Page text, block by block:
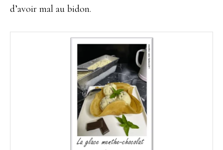
d’avoir mal au bidon.